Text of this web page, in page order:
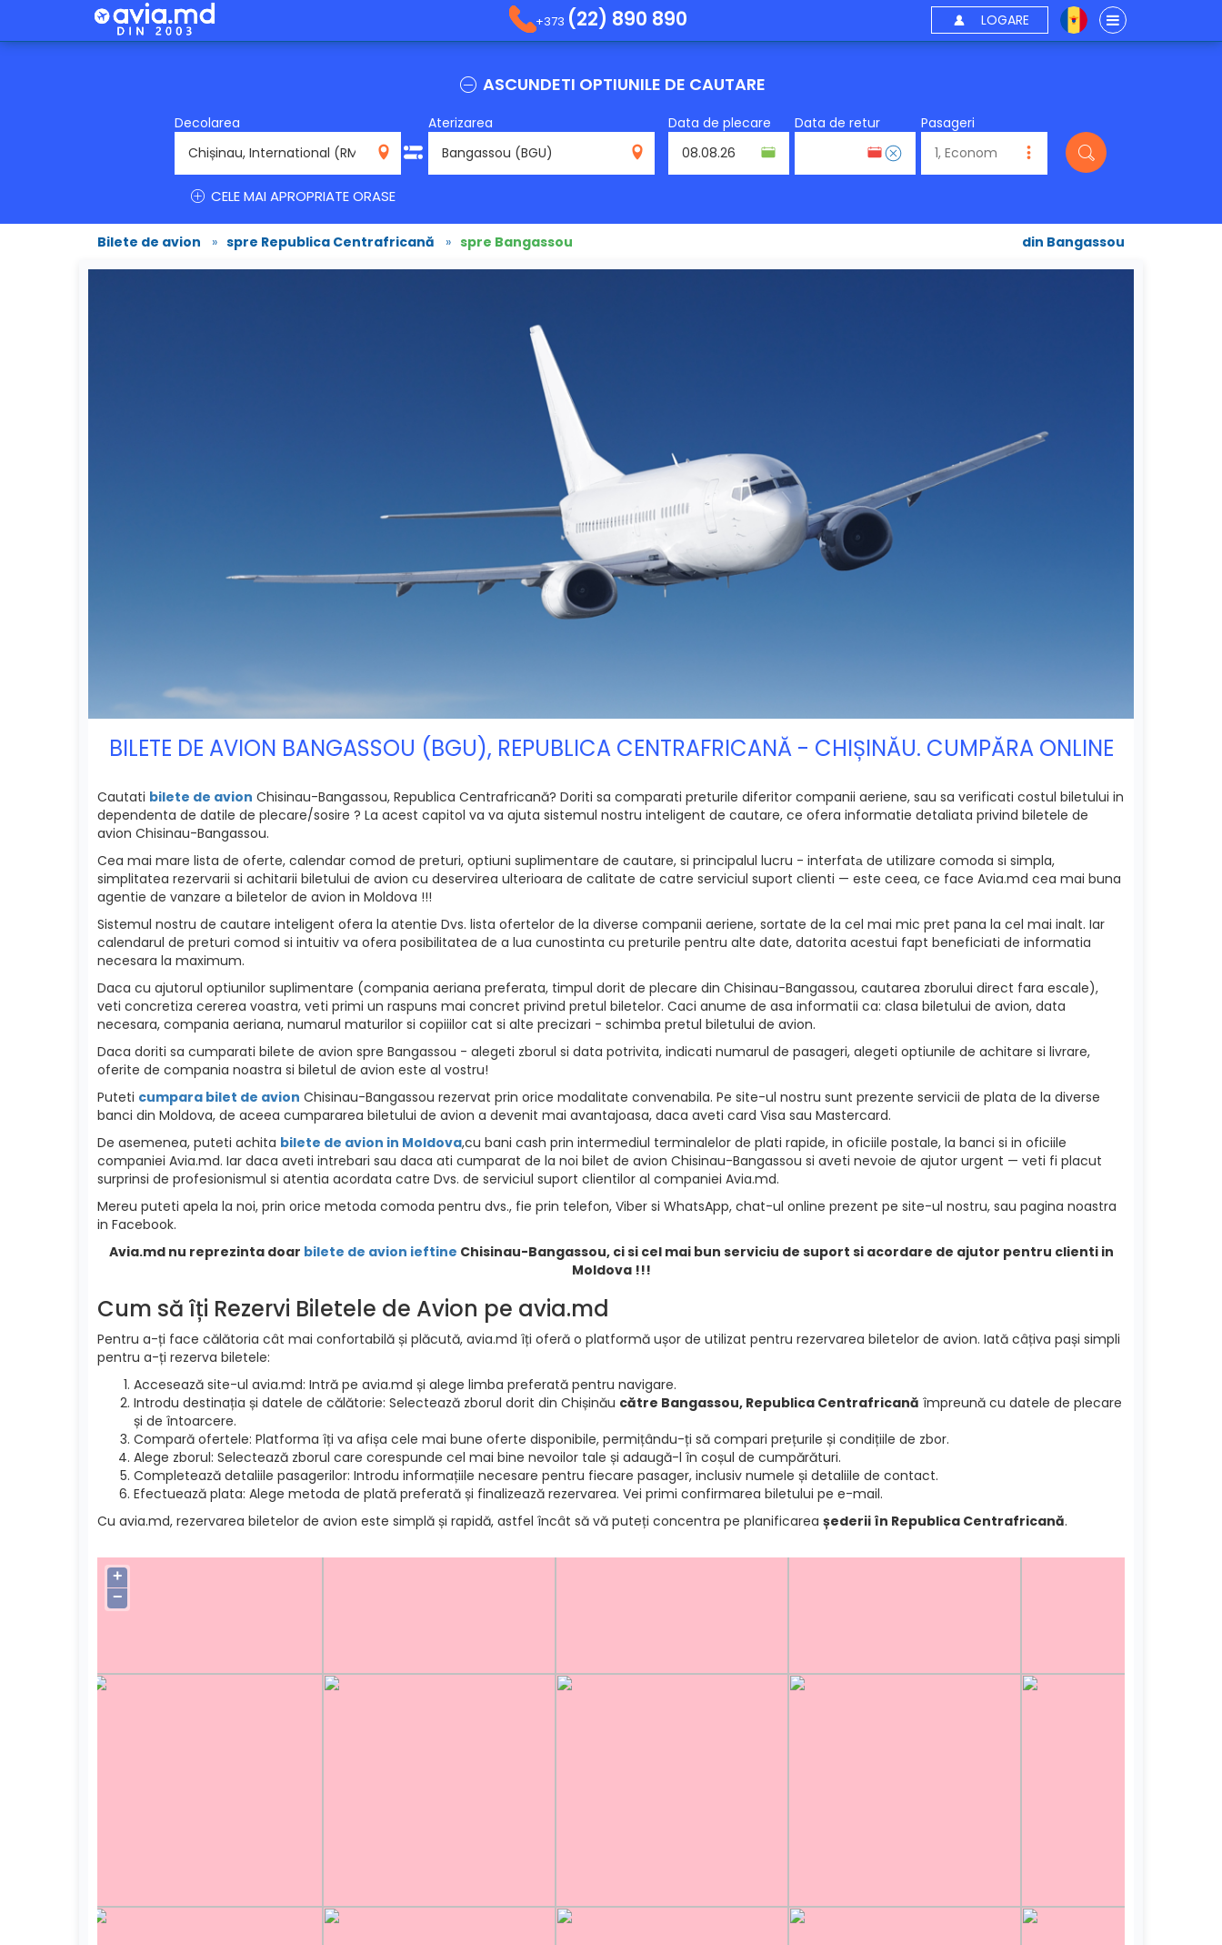
+373 (22) 890 890 LOGARE
ASCUNDETI OPTIUNILE DE CAUTARE
Decolarea
RMO
Aterizarea
Data de plecare Data de retur Pasageri
CELE MAI APROPRIATE ORASE
Bilete de avion » spre Republica Centrafricană » spre Bangassou din Bangassou
BILETE DE AVION BANGASSOU (BGU), REPUBLICA CENTRAFRICANĂ - CHIȘINĂU. CUMPĂRA ONLINE
Cautati bilete de avion Chisinau-Bangassou, Republica Centrafricană? Doriti sa comparati preturile diferitor companii aeriene, sau sa verificati costul biletului in
dependenta de datile de plecare/sosire ? La acest capitol va va ajuta sistemul nostru inteligent de cautare, ce ofera informatie detaliata privind biletele de
avion Chisinau-Bangassou.
Cea mai mare lista de oferte, calendar comod de preturi, optiuni suplimentare de cautare, si principalul lucru - interfatа de utilizare comoda si simpla,
simplitatea rezervarii si achitarii biletului de avion cu deservirea ulterioara de calitate de catre serviciul suport clienti — este ceea, ce face Avia.md cea mai buna
agentie de vanzare a biletelor de avion in Moldova !!!
Sistemul nostru de cautare inteligent ofera la atentie Dvs. lista ofertelor de la diverse companii aeriene, sortate de la cel mai mic pret pana la cel mai inalt. Iar
calendarul de preturi comod si intuitiv va ofera posibilitatea de a lua cunostinta cu preturile pentru alte date, datorita acestui fapt beneficiati de informatia
necesara la maximum.
Daca cu ajutorul optiunilor suplimentare (compania aeriana preferata, timpul dorit de plecare din Chisinau-Bangassou, cautarea zborului direct fara escale),
veti concretiza cererea voastra, veti primi un raspuns mai concret privind pretul biletelor. Caci anume de asa informatii ca: clasa biletului de avion, data
necesara, compania aeriana, numarul maturilor si copiiilor cat si alte precizari - schimba pretul biletului de avion.
Daca doriti sa cumparati bilete de avion spre Bangassou - alegeti zborul si data potrivita, indicati numarul de pasageri, alegeti optiunile de achitare si livrare,
oferite de compania noastra si biletul de avion este al vostru!
Puteti cumpara bilet de avion Chisinau-Bangassou rezervat prin orice modalitate convenabila. Pe site-ul nostru sunt prezente servicii de plata de la diverse
banci din Moldova, de aceea cumpararea biletului de avion a devenit mai avantajoasa, daca aveti card Visa sau Mastercard.
De asemenea, puteti achita bilete de avion in Moldova,cu bani cash prin intermediul terminalelor de plati rapide, in oficiile postale, la banci si in oficiile
companiei Avia.md. Iar daca aveti intrebari sau daca ati cumparat de la noi bilet de avion Chisinau-Bangassou si aveti nevoie de ajutor urgent — veti fi placut
surprinsi de profesionismul si atentia acordata catre Dvs. de serviciul suport clientilor al companiei Avia.md.
Mereu puteti apela la noi, prin orice metoda comoda pentru dvs., fie prin telefon, Viber si WhatsApp, chat-ul online prezent pe site-ul nostru, sau pagina noastra
in Facebook.
Avia.md nu reprezinta doar bilete de avion ieftine Chisinau-Bangassou, ci si cel mai bun serviciu de suport si acordare de ajutor pentru clienti in
Moldova !!!
Cum să îți Rezervi Biletele de Avion pe avia.md
Pentru a-ți face călătoria cât mai confortabilă și plăcută, avia.md îți oferă o platformă ușor de utilizat pentru rezervarea biletelor de avion. Iată câțiva pași simpli
pentru a-ți rezerva biletele:
Accesează site-ul avia.md: Intră pe avia.md și alege limba preferată pentru navigare.
Introdu destinația și datele de călătorie: Selectează zborul dorit din Chișinău către Bangassou, Republica Centrafricană împreună cu datele de plecare
și de întoarcere.
Compară ofertele: Platforma îți va afișa cele mai bune oferte disponibile, permițându-ți să compari prețurile și condițiile de zbor.
Alege zborul: Selectează zborul care corespunde cel mai bine nevoilor tale și adaugă-l în coșul de cumpărături.
Completează detaliile pasagerilor: Introdu informațiile necesare pentru fiecare pasager, inclusiv numele și detaliile de contact.
Efectuează plata: Alege metoda de plată preferată și finalizează rezervarea. Vei primi confirmarea biletului pe e-mail.
Cu avia.md, rezervarea biletelor de avion este simplă și rapidă, astfel încât să vă puteți concentra pe planificarea șederii în Republica Centrafricană.
+
−